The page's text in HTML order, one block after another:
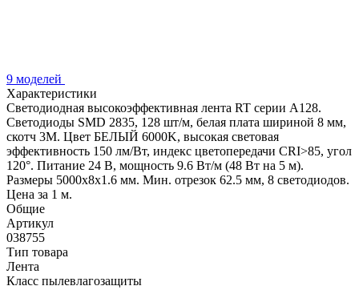
9 моделей
Характеристики
Светодиодная высокоэффективная лента RT серии A128.
Светодиоды SMD 2835, 128 шт/м, белая плата шириной 8 мм,
скотч 3M. Цвет БЕЛЫЙ 6000K, высокая световая
эффективность 150 лм/Вт, индекс цветопередачи CRI>85, угол
120°. Питание 24 В, мощность 9.6 Вт/м (48 Вт на 5 м).
Размеры 5000x8x1.6 мм. Мин. отрезок 62.5 мм, 8 светодиодов.
Цена за 1 м.
Общие
Артикул
038755
Тип товара
Лента
Класс пылевлагозащиты